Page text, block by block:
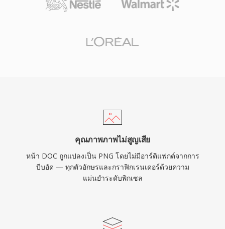
คุณภาพภาพไม่สูญเสีย
หน้า DOC ถูกแปลงเป็น PNG โดยไม่มีอาร์ติแฟกต์จากการ
บีบอัด — ทุกตัวอักษรและกราฟิกเรนเดอร์ด้วยความ
แม่นยำระดับพิกเซล